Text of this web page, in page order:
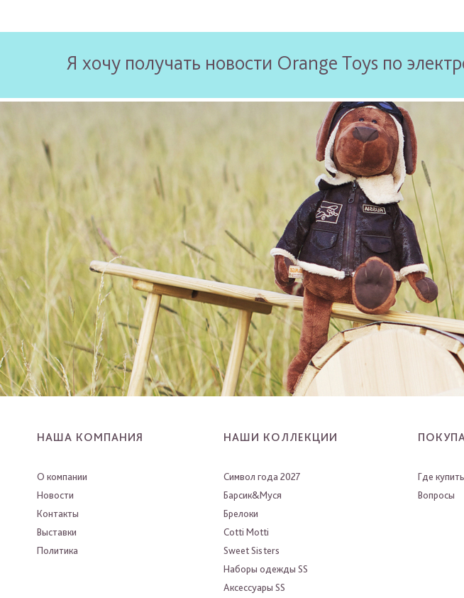
Я хочу получать новости Orange Toys по
НАША КОМПАНИЯ
О компании
Новости
Контакты
Выставки
Политика
НАШИ КОЛЛЕКЦИИ
Символ года 2027
Барсик&Муся
Брелоки
Cotti Motti
Sweet Sisters
Наборы одежды SS
Аксессуары SS
Где купить
Вопросы